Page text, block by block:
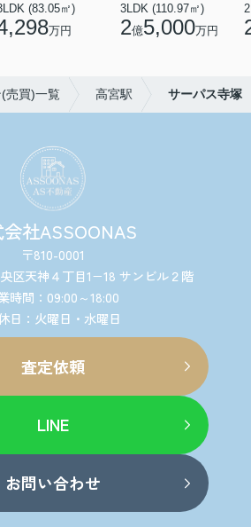
(83.05㎡)
万円
3LDK (110.97㎡)
2億5,000万円
売買)一覧 高宮駅 サーパス寺塚
社ASSOONAS
〒810-0001
区天神４丁目1−18 サンビル２階
時間：09:00～18:00
日：火曜日・水曜日
査定依頼
LINE
お問い合わせ